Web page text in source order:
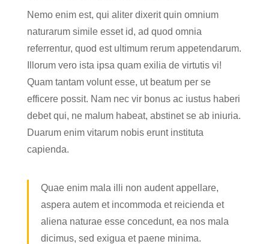
Nemo enim est, qui aliter dixerit quin omnium
naturarum simile esset id, ad quod omnia
referrentur, quod est ultimum rerum appetendarum.
Illorum vero ista ipsa quam exilia de virtutis vi!
Quam tantam volunt esse, ut beatum per se
efficere possit. Nam nec vir bonus ac iustus haberi
debet qui, ne malum habeat, abstinet se ab iniuria.
Duarum enim vitarum nobis erunt instituta
capienda.
Quae enim mala illi non audent appellare,
aspera autem et incommoda et reicienda et
aliena naturae esse concedunt, ea nos mala
dicimus, sed exigua et paene minima.